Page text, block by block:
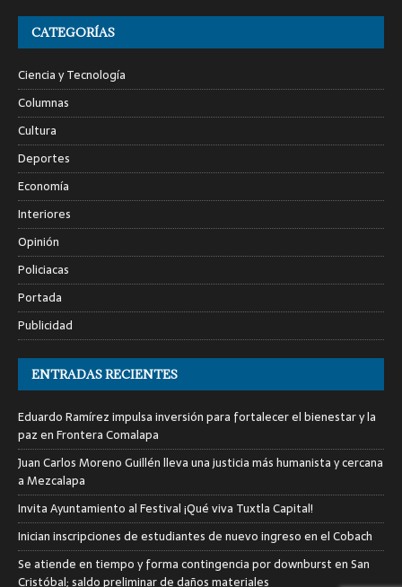
CATEGORÍAS
Ciencia y Tecnología
Columnas
Cultura
Deportes
Economía
Interiores
Opinión
Policiacas
Portada
Publicidad
ENTRADAS RECIENTES
Eduardo Ramírez impulsa inversión para fortalecer el bienestar y la
paz en Frontera Comalapa
Juan Carlos Moreno Guillén lleva una justicia más humanista y cercana
a Mezcalapa
Invita Ayuntamiento al Festival ¡Qué viva Tuxtla Capital!
Inician inscripciones de estudiantes de nuevo ingreso en el Cobach
Se atiende en tiempo y forma contingencia por downburst en San
Cristóbal; saldo preliminar de daños materiales